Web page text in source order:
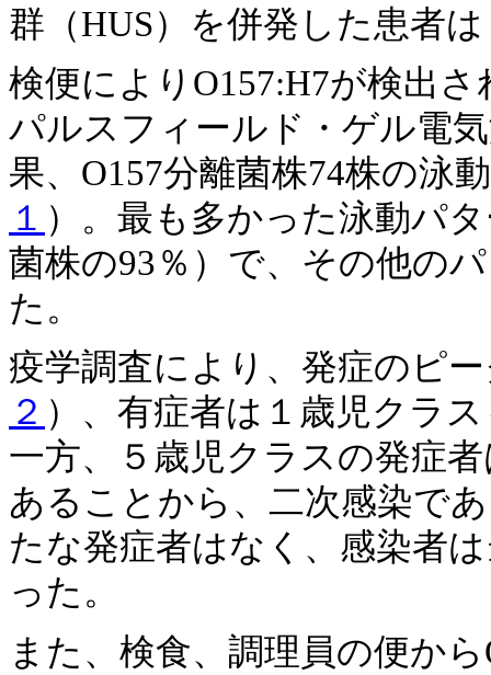
群（HUS）を併発した患者
検便によりO157:H7が検出
パルスフィールド・ゲル電
果、O157分離菌株74株の泳
１ ）。最も多かった泳動パ
菌株の93％）で、その他の
た。
疫学調査により、発症のピ
２ ）、有症者は１歳児クラ
一方、５歳児クラスの発症
あることから、二次感染で
たな発症者はなく、感染者
った。
また、検食、調理員の便か